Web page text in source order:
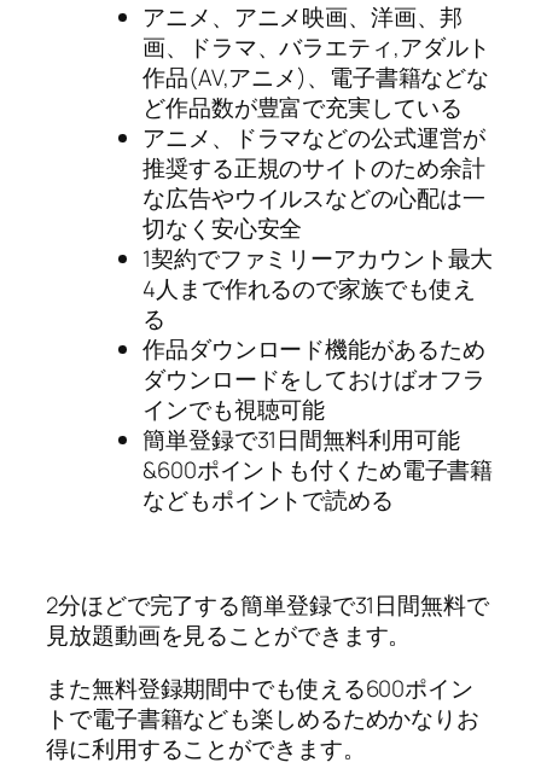
アニメ、アニメ映画、洋画、邦
画、ドラマ、バラエティ,アダルト
作品(AV,アニメ)、電子書籍などな
ど作品数が豊富で充実している
アニメ、ドラマなどの公式運営が
推奨する正規のサイトのため余計
な広告やウイルスなどの心配は一
切なく安心安全
1契約でファミリーアカウント最大
4人まで作れるので家族でも使え
る
作品ダウンロード機能があるため
ダウンロードをしておけばオフラ
インでも視聴可能
簡単登録で31日間無料利用可能
&600ポイントも付くため電子書籍
などもポイントで読める
2分ほどで完了する簡単登録で31日間無料で
見放題動画を見ることができます。
また無料登録期間中でも使える600ポイン
トで電子書籍なども楽しめるためかなりお
得に利用することができます。